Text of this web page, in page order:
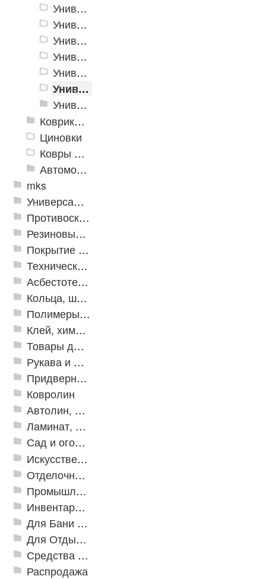
Универсальный коврик Milan
Универсальный коврик Polermo
Универсальные коврики Berlin
Универсальные коврики SPRING VELOUR
Универсальные интерьерные коврики
Универсальные коврики SPRING LEN
Универсальный коврик EVA
Коврики хлопковые
Циновки
Ковры для детской
Автомобильные коврики
mks
Универсальные модульные покрытия
Противоскользящая защита для лестниц, профили, ленты
Резиновые и ПВХ дорожки
Покрытие из резиновой крошки
Техническая резина
Асбестотехнические и теплоизоляционные материалы
Кольца, шайбы, манжеты
Полимеры и пластики
Клей, химия, сопутствующие товары
Товары для дома
Рукава и шланги промышленные
Придверные решетки
Ковролин
Автолин, Транслин, Линолеум
Ламинат, Кварцвиниловая плитка SPC
Сад и огород
Искусственная трава
Отделочные профили
Промышленный текстиль
Инвентарь для клининга
Для Бани и Сауны
Для Отдыха и Пикника
Средства от насекомых и садовых вредителей
Распродажа